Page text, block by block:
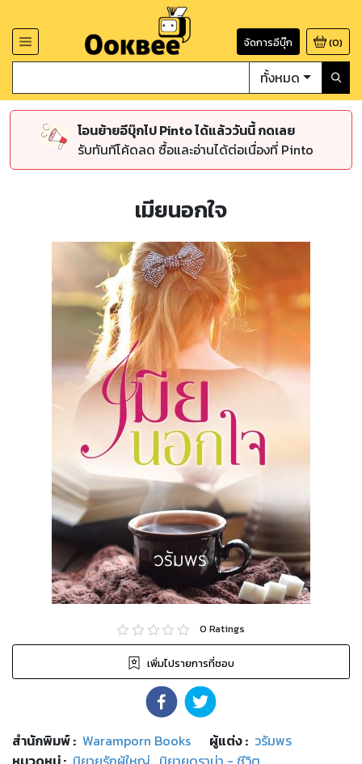
จัดการอีบุ๊ก (0)
ทั้งหมด
โอนย้ายอีบุ๊กไป Pinto ได้แล้ววันนี้ กดเลย
รับทันทีโค้ดลด ซื้อและอ่านได้ต่อเนื่องที่ Pinto
เมียนอกใจ
0 Ratings
เพิ่มไปรายการที่ชอบ
สำนักพิมพ์: Waramporn Books ผู้แต่ง : วรัมพร